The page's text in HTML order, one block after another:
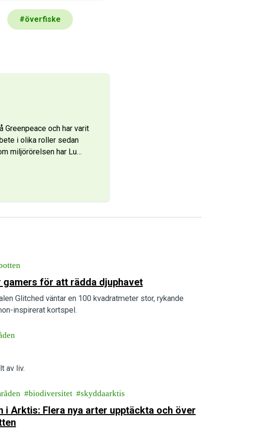
#överfiske
Greenpeace och har varit
i olika roller sedan
miljörörelsen har Lu…
gamers för att rädda djuphavet
Glitched väntar en 100 kvadratmeter stor, rykande
inspirerat kortspel.
av liv.
biodiversitet skyddaarktis
i Arktis: Flera nya arter upptäckta och över